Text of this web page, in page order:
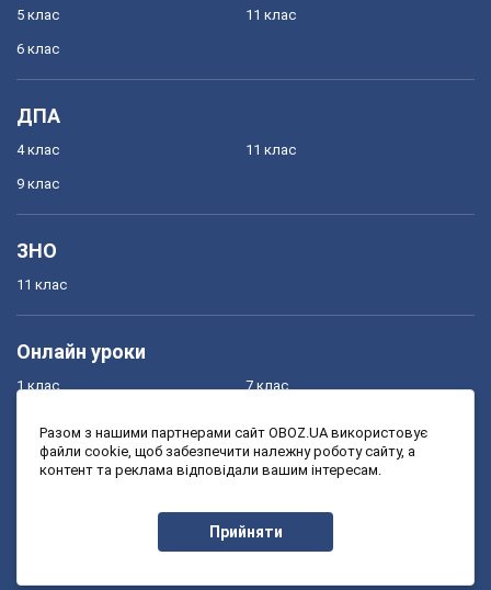
5 клас
6 клас
11 клас
ДПА
4 клас
9 клас
11 клас
ЗНО
11 клас
Онлайн уроки
1 клас
3 клас
7 клас
9 клас
Разом з нашими партнерами сайт OBOZ.UA використовує
файли cookie, щоб забезпечити належну роботу сайту, а
контент та реклама відповідали вашим інтересам.
Прийняти